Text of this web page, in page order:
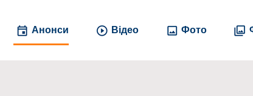
Анонси Відео Фото